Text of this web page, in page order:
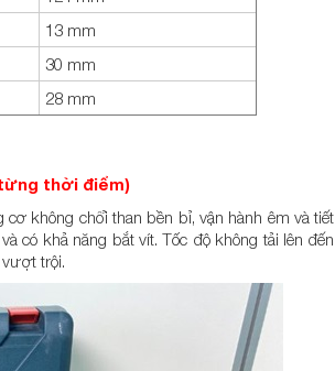
13 mm
30 mm
28 mm
từng thời điểm)
cơ không chổi than bền bỉ, vận hành êm và tiết
có khả năng bắt vít. Tốc độ không tải lên đến
trội.